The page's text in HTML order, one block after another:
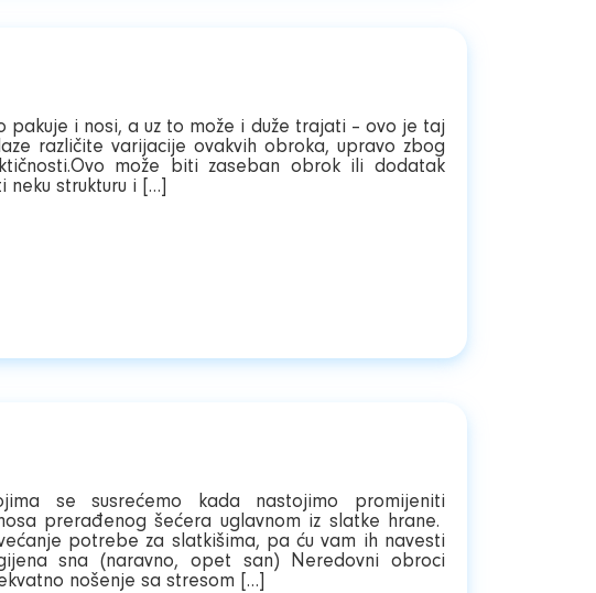
i nosi, a uz to može i duže trajati – ovo je taj
različite varijacije ovakvih obroka, upravo zbog
može biti zaseban obrok ili dodatak
neku strukturu i […]
se susrećemo kada nastojimo promijeniti
prerađenog šećera uglavnom iz slatke hrane.
potrebe za slatkišima, pa ću vam ih navesti
sna (naravno, opet san) Neredovni obroci
nošenje sa stresom […]